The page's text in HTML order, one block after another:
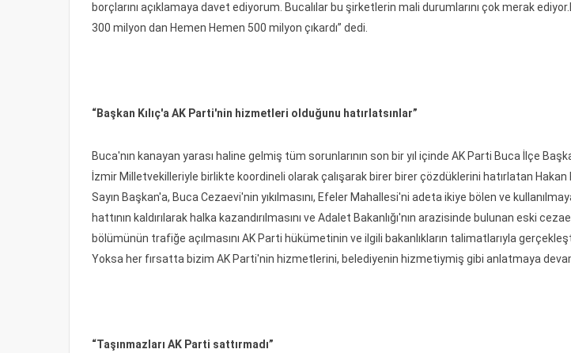
borçlarını açıklamaya davet ediyorum. Bucalılar bu şirketlerin mali durumlarını çok merak
300 milyon dan Hemen Hemen 500 milyon çıkardı” dedi.
“Başkan Kılıç'a AK Parti'nin hizmetleri olduğunu hatırlatsınlar”
Buca'nın kanayan yarası haline gelmiş tüm sorunlarının son bir yıl içinde AK Parti Buca İlçe
İzmir Milletvekilleriyle birlikte koordineli olarak çalışarak birer birer çözdüklerini hatırlatan Hakan
Sayın Başkan'a, Buca Cezaevi'nin yıkılmasını, Efeler Mahallesi'ni adeta ikiye bölen ve
hattının kaldırılarak halka kazandırılmasını ve Adalet Bakanlığı'nın arazisinde bulunan eski
bölümünün trafiğe açılmasını AK Parti hükümetinin ve ilgili bakanlıkların talimatlarıyla
Yoksa her fırsatta bizim AK Parti'nin hizmetlerini, belediyenin hizmetiymiş gibi anlatmaya
“Taşınmazları AK Parti sattırmadı”